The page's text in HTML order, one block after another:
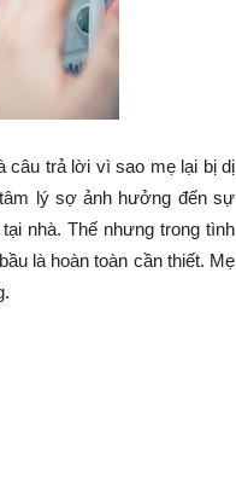
câu trả lời vì sao mẹ lại bị dị
lý sợ ảnh hưởng đến sự
nhà. Thế nhưng trong tình
là hoàn toàn cần thiết. Mẹ